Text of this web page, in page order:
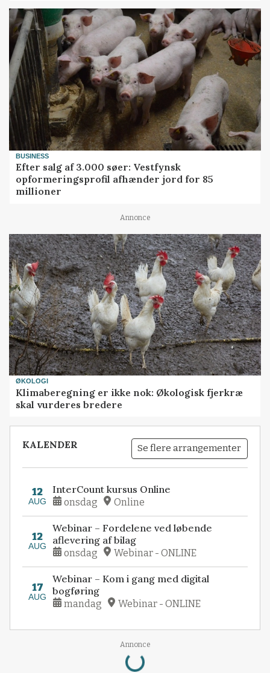
BUSINESS
Efter salg af 3.000 søer: Vestfynsk
opformeringsprofil afhænder jord for 85
millioner
Annonce
ØKOLOGI
Klimaberegning er ikke nok: Økologisk fjerkræ
skal vurderes bredere
KALENDER Se flere arrangementer
12
AUG
InterCount kursus Online
onsdag Online
12
AUG
Webinar – Fordelene ved løbende
aflevering af bilag
onsdag Webinar - ONLINE
17
AUG
Webinar – Kom i gang med digital
bogføring
mandag Webinar - ONLINE
Annonce
Loading...